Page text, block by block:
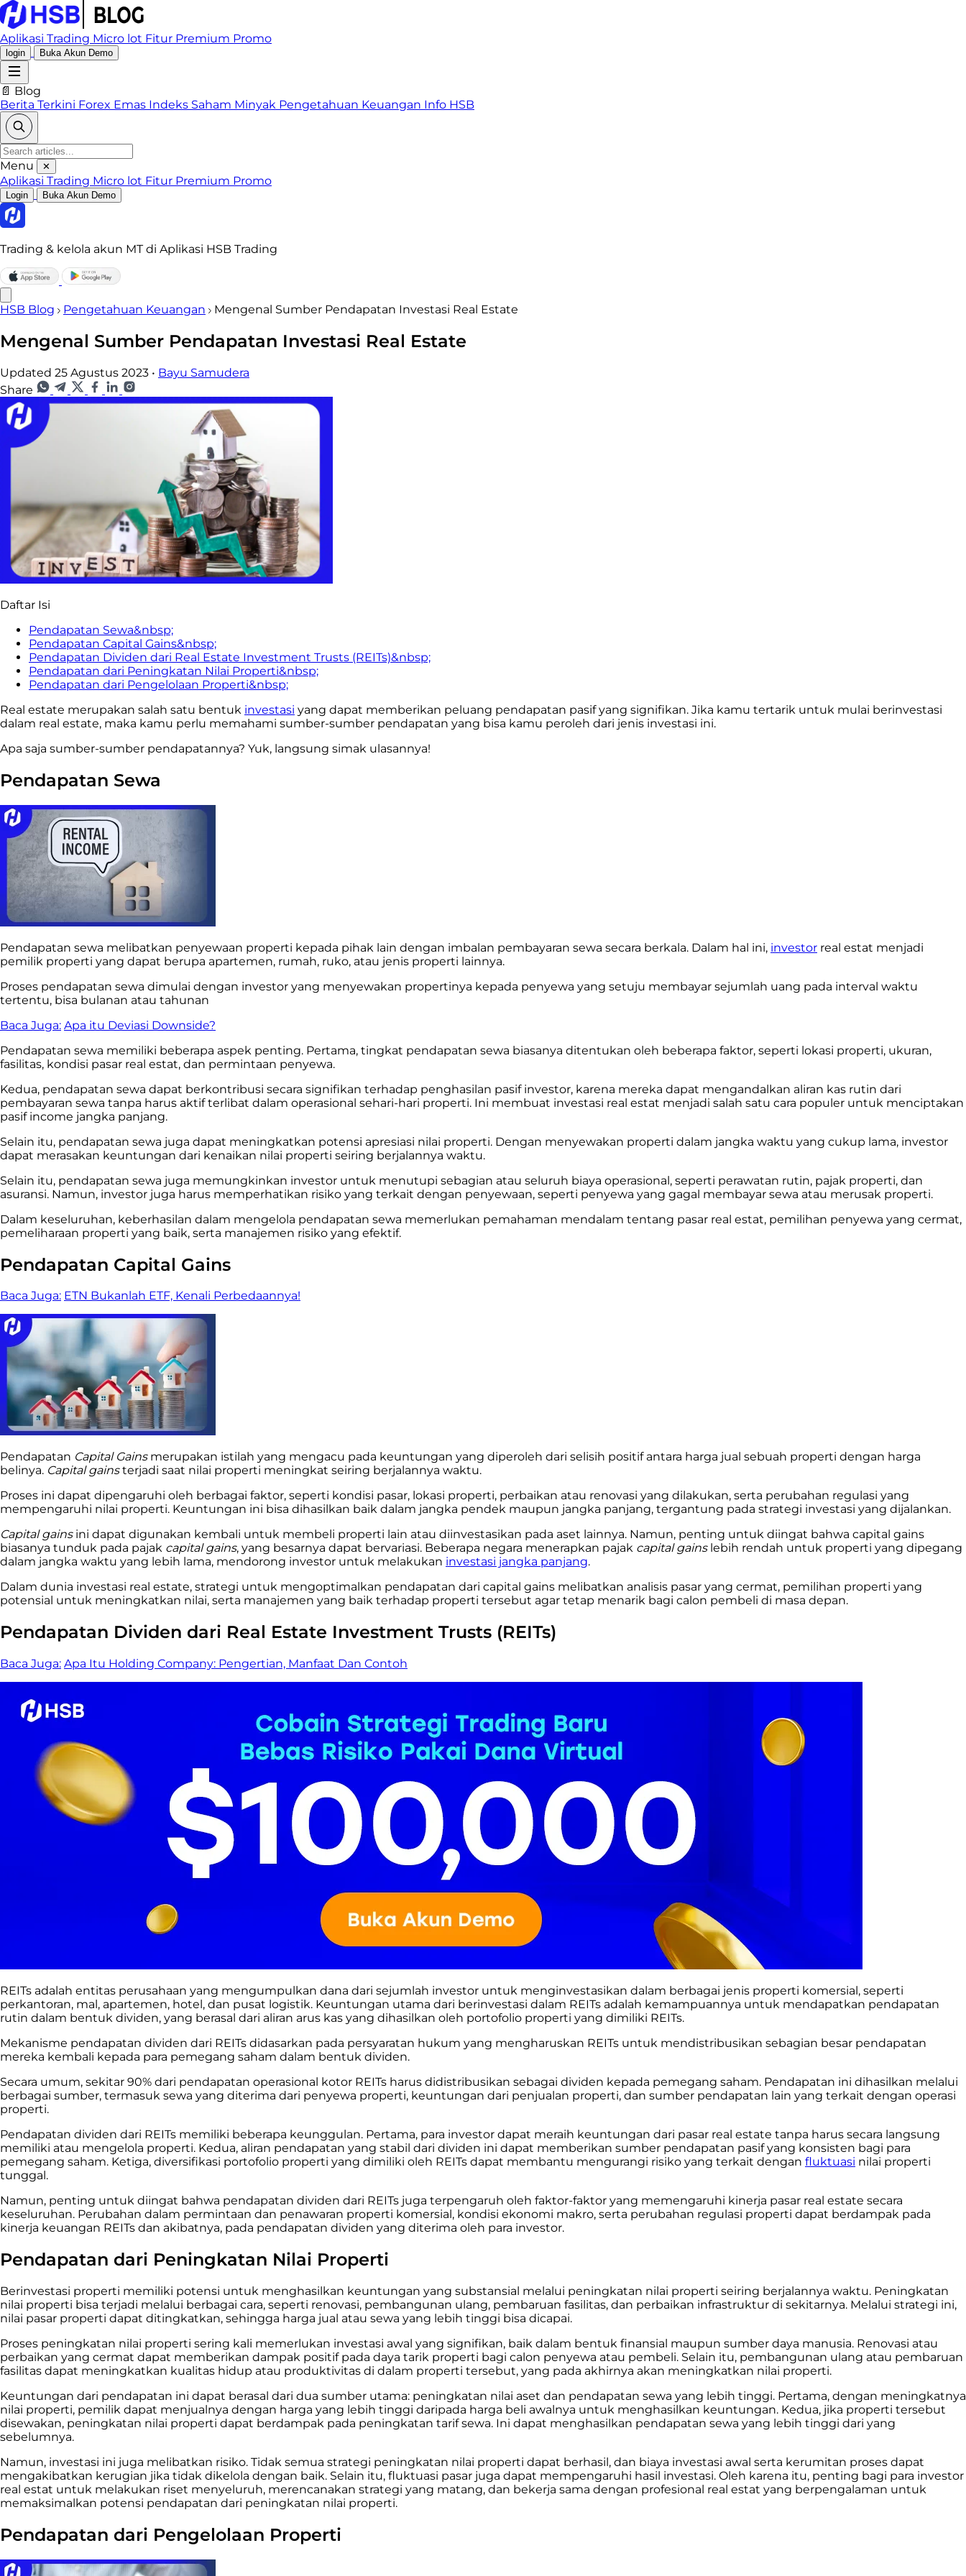
Aplikasi Trading Micro lot Fitur Premium Promo
login Buka Akun Demo
📄 Blog
Berita Terkini Forex Emas Indeks Saham Minyak Pengetahuan Keuangan Info HSB
Menu ✕
Aplikasi Trading Micro lot Fitur Premium Promo
Login Buka Akun Demo
Trading & kelola akun MT di Aplikasi HSB Trading
HSB Blog Pengetahuan Keuangan Mengenal Sumber Pendapatan Investasi Real Estate
Mengenal Sumber Pendapatan Investasi Real Estate
Updated 25 Agustus 2023 • Bayu Samudera
Share
Daftar Isi
Pendapatan Sewa&nbsp;
Pendapatan Capital Gains&nbsp;
Pendapatan Dividen dari Real Estate Investment Trusts (REITs)&nbsp;
Pendapatan dari Peningkatan Nilai Properti&nbsp;
Pendapatan dari Pengelolaan Properti&nbsp;
Real estate merupakan salah satu bentuk investasi yang dapat memberikan peluang pendapatan pasif yang signifikan. Jika kamu tertarik untuk mulai berinvestasi
dalam real estate, maka kamu perlu memahami sumber-sumber pendapatan yang bisa kamu peroleh dari jenis investasi ini.
Apa saja sumber-sumber pendapatannya? Yuk, langsung simak ulasannya!
Pendapatan Sewa
Pendapatan sewa melibatkan penyewaan properti kepada pihak lain dengan imbalan pembayaran sewa secara berkala. Dalam hal ini, investor real estat menjadi
pemilik properti yang dapat berupa apartemen, rumah, ruko, atau jenis properti lainnya.
Proses pendapatan sewa dimulai dengan investor yang menyewakan propertinya kepada penyewa yang setuju membayar sejumlah uang pada interval waktu
tertentu, bisa bulanan atau tahunan
Baca Juga: Apa itu Deviasi Downside?
Pendapatan sewa memiliki beberapa aspek penting. Pertama, tingkat pendapatan sewa biasanya ditentukan oleh beberapa faktor, seperti lokasi properti, ukuran,
fasilitas, kondisi pasar real estat, dan permintaan penyewa.
Kedua, pendapatan sewa dapat berkontribusi secara signifikan terhadap penghasilan pasif investor, karena mereka dapat mengandalkan aliran kas rutin dari
pembayaran sewa tanpa harus aktif terlibat dalam operasional sehari-hari properti. Ini membuat investasi real estat menjadi salah satu cara populer untuk menciptakan
pasif income jangka panjang.
Selain itu, pendapatan sewa juga dapat meningkatkan potensi apresiasi nilai properti. Dengan menyewakan properti dalam jangka waktu yang cukup lama, investor
dapat merasakan keuntungan dari kenaikan nilai properti seiring berjalannya waktu.
Selain itu, pendapatan sewa juga memungkinkan investor untuk menutupi sebagian atau seluruh biaya operasional, seperti perawatan rutin, pajak properti, dan
asuransi. Namun, investor juga harus memperhatikan risiko yang terkait dengan penyewaan, seperti penyewa yang gagal membayar sewa atau merusak properti.
Dalam keseluruhan, keberhasilan dalam mengelola pendapatan sewa memerlukan pemahaman mendalam tentang pasar real estat, pemilihan penyewa yang cermat,
pemeliharaan properti yang baik, serta manajemen risiko yang efektif.
Pendapatan Capital Gains
Baca Juga: ETN Bukanlah ETF, Kenali Perbedaannya!
Pendapatan Capital Gainsmerupakan istilah yang mengacu pada keuntungan yang diperoleh dari selisih positif antara harga jual sebuah properti dengan harga
belinya. Capital gainsterjadi saat nilai properti meningkat seiring berjalannya waktu.
Proses ini dapat dipengaruhi oleh berbagai faktor, seperti kondisi pasar, lokasi properti, perbaikan atau renovasi yang dilakukan, serta perubahan regulasi yang
mempengaruhi nilai properti. Keuntungan ini bisa dihasilkan baik dalam jangka pendek maupun jangka panjang, tergantung pada strategi investasi yang dijalankan.
Capital gainsini dapat digunakan kembali untuk membeli properti lain atau diinvestasikan pada aset lainnya. Namun, penting untuk diingat bahwa capital gains
biasanya tunduk pada pajak capital gains, yang besarnya dapat bervariasi. Beberapa negara menerapkan pajak capital gainslebih rendah untuk properti yang dipegang
dalam jangka waktu yang lebih lama, mendorong investor untuk melakukan investasi jangka panjang.
Dalam dunia investasi real estate, strategi untuk mengoptimalkan pendapatan dari capital gains melibatkan analisis pasar yang cermat, pemilihan properti yang
potensial untuk meningkatkan nilai, serta manajemen yang baik terhadap properti tersebut agar tetap menarik bagi calon pembeli di masa depan.
Pendapatan Dividen dari Real Estate Investment Trusts (REITs)
Baca Juga: Apa Itu Holding Company: Pengertian, Manfaat Dan Contoh
REITs adalah entitas perusahaan yang mengumpulkan dana dari sejumlah investor untuk menginvestasikan dalam berbagai jenis properti komersial, seperti
perkantoran, mal, apartemen, hotel, dan pusat logistik. Keuntungan utama dari berinvestasi dalam REITs adalah kemampuannya untuk mendapatkan pendapatan
rutin dalam bentuk dividen, yang berasal dari aliran arus kas yang dihasilkan oleh portofolio properti yang dimiliki REITs.
Mekanisme pendapatan dividen dari REITs didasarkan pada persyaratan hukum yang mengharuskan REITs untuk mendistribusikan sebagian besar pendapatan
mereka kembali kepada para pemegang saham dalam bentuk dividen.
Secara umum, sekitar 90% dari pendapatan operasional kotor REITs harus didistribusikan sebagai dividen kepada pemegang saham. Pendapatan ini dihasilkan melalui
berbagai sumber, termasuk sewa yang diterima dari penyewa properti, keuntungan dari penjualan properti, dan sumber pendapatan lain yang terkait dengan operasi
properti.
Pendapatan dividen dari REITs memiliki beberapa keunggulan. Pertama, para investor dapat meraih keuntungan dari pasar real estate tanpa harus secara langsung
memiliki atau mengelola properti. Kedua, aliran pendapatan yang stabil dari dividen ini dapat memberikan sumber pendapatan pasif yang konsisten bagi para
pemegang saham. Ketiga, diversifikasi portofolio properti yang dimiliki oleh REITs dapat membantu mengurangi risiko yang terkait dengan fluktuasi nilai properti
tunggal.
Namun, penting untuk diingat bahwa pendapatan dividen dari REITs juga terpengaruh oleh faktor-faktor yang memengaruhi kinerja pasar real estate secara
keseluruhan. Perubahan dalam permintaan dan penawaran properti komersial, kondisi ekonomi makro, serta perubahan regulasi properti dapat berdampak pada
kinerja keuangan REITs dan akibatnya, pada pendapatan dividen yang diterima oleh para investor.
Pendapatan dari Peningkatan Nilai Properti
Berinvestasi properti memiliki potensi untuk menghasilkan keuntungan yang substansial melalui peningkatan nilai properti seiring berjalannya waktu. Peningkatan
nilai properti bisa terjadi melalui berbagai cara, seperti renovasi, pembangunan ulang, pembaruan fasilitas, dan perbaikan infrastruktur di sekitarnya. Melalui strategi ini,
nilai pasar properti dapat ditingkatkan, sehingga harga jual atau sewa yang lebih tinggi bisa dicapai.
Proses peningkatan nilai properti sering kali memerlukan investasi awal yang signifikan, baik dalam bentuk finansial maupun sumber daya manusia. Renovasi atau
perbaikan yang cermat dapat memberikan dampak positif pada daya tarik properti bagi calon penyewa atau pembeli. Selain itu, pembangunan ulang atau pembaruan
fasilitas dapat meningkatkan kualitas hidup atau produktivitas di dalam properti tersebut, yang pada akhirnya akan meningkatkan nilai properti.
Keuntungan dari pendapatan ini dapat berasal dari dua sumber utama: peningkatan nilai aset dan pendapatan sewa yang lebih tinggi. Pertama, dengan meningkatnya
nilai properti, pemilik dapat menjualnya dengan harga yang lebih tinggi daripada harga beli awalnya untuk menghasilkan keuntungan. Kedua, jika properti tersebut
disewakan, peningkatan nilai properti dapat berdampak pada peningkatan tarif sewa. Ini dapat menghasilkan pendapatan sewa yang lebih tinggi dari yang
sebelumnya.
Namun, investasi ini juga melibatkan risiko. Tidak semua strategi peningkatan nilai properti dapat berhasil, dan biaya investasi awal serta kerumitan proses dapat
mengakibatkan kerugian jika tidak dikelola dengan baik. Selain itu, fluktuasi pasar juga dapat mempengaruhi hasil investasi. Oleh karena itu, penting bagi para investor
real estat untuk melakukan riset menyeluruh, merencanakan strategi yang matang, dan bekerja sama dengan profesional real estat yang berpengalaman untuk
memaksimalkan potensi pendapatan dari peningkatan nilai properti.
Pendapatan dari Pengelolaan Properti